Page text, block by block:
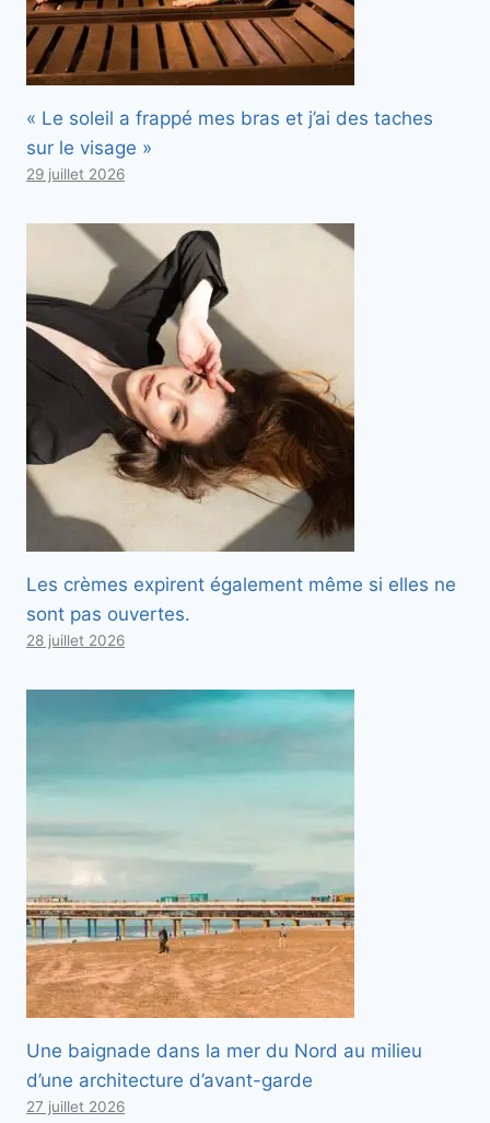
« Le soleil a frappé mes bras et j’ai des taches
sur le visage »
29 juillet 2026
Les crèmes expirent également même si elles ne
sont pas ouvertes.
28 juillet 2026
Une baignade dans la mer du Nord au milieu
d’une architecture d’avant-garde
27 juillet 2026